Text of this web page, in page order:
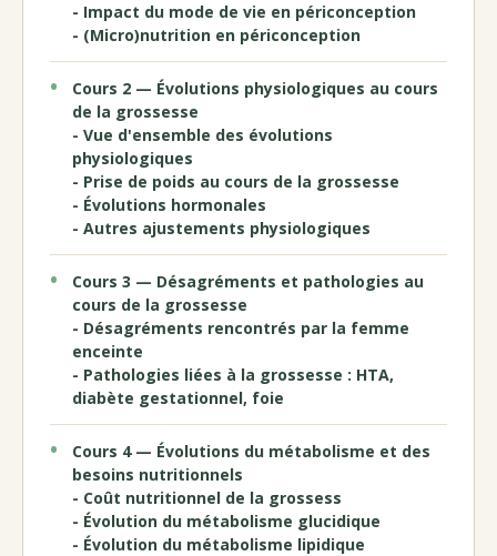
- Impact du mode de vie en périconception
- (Micro)nutrition en périconception
Cours 2 — Évolutions physiologiques au cours
de la grossesse
- Vue d'ensemble des évolutions
physiologiques
- Prise de poids au cours de la grossesse
- Évolutions hormonales
- Autres ajustements physiologiques
Cours 3 — Désagréments et pathologies au
cours de la grossesse
- Désagréments rencontrés par la femme
enceinte
- Pathologies liées à la grossesse : HTA,
diabète gestationnel, foie
Cours 4 — Évolutions du métabolisme et des
besoins nutritionnels
- Coût nutritionnel de la grossess
- Évolution du métabolisme glucidique
- Évolution du métabolisme lipidique